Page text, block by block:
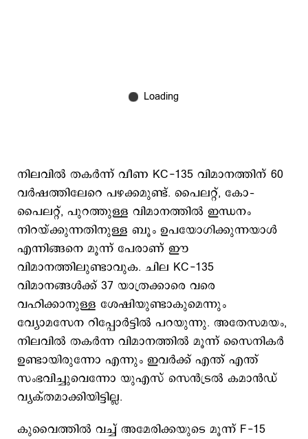
നിലവില്‍ തകര്‍ന്ന് വീണ KC-135 വിമാനത്തിന് 60
വര്‍ഷത്തിലേറെ പഴക്കമുണ്ട്. പൈലറ്റ്, കോ–
പൈലറ്റ്, പുറത്തുള്ള വിമാനത്തില്‍ ഇന്ധനം
നിറയ്ക്കുന്നതിനുള്ള ബൂം ഉപയോഗിക്കുന്നയാള്‍
എന്നിങ്ങനെ മൂന്ന് പേരാണ് ഈ
വിമാനത്തിലുണ്ടാവുക. ചില KC-135
വിമാനങ്ങള്‍ക്ക് 37 യാത്രക്കാരെ വരെ
വഹിക്കാനുള്ള ശേഷിയുണ്ടാകുമെന്നും
വ്യോമസേന റിപ്പോര്‍ട്ടില്‍ പറയുന്നു. അതേസമയം,
നിലവില്‍ തകര്‍ന്ന വിമാനത്തില്‍ മൂന്ന് സൈനികര്‍
ഉണ്ടായിരുന്നോ എന്നും ഇവര്‍ക്ക് എന്ത് എന്ത്
സംഭവിച്ചുവെന്നോ യുഎസ് സെന്‍ട്രല്‍ കമാന്‍ഡ്
വ്യക്തമാക്കിയിട്ടില്ല.
കുവൈത്തില്‍ വച്ച് അമേരിക്കയുടെ മൂന്ന് F-15